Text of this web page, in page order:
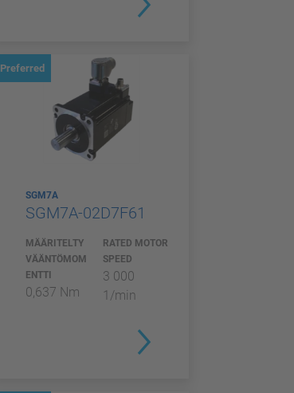
Preferred
SGM7A
SGM7A-02D7F61
MÄÄRITELTY
VÄÄNTÖMOM
ENTTI
0,637 Nm
RATED MOTOR
SPEED
3 000
1/min